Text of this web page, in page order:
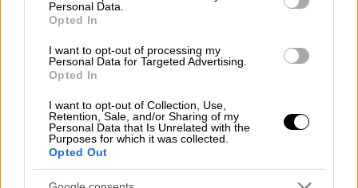
Personal Data.
Opted In
I want to opt-out of processing my
Personal Data for Targeted Advertising.
Opted In
I want to opt-out of Collection, Use,
Retention, Sale, and/or Sharing of my
Personal Data that Is Unrelated with the
Purposes for which it was collected.
Opted Out
Ο Αμπνεσλάμ που παραμένει πιστός
μουσουλμάνος, θεωρεί ότι ο γάμος του είναι
θρησκευτικός
όχι μια πολιτική ένωση,
Ιούνιο, ο μακελάρης του ISIS
ενημερώθηκε ότι δεν έχει καμία ελπίδα για
αναστολή αφού πέντε δικαστές που